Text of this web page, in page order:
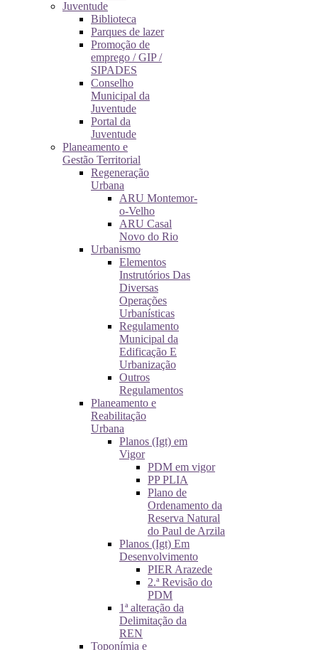
Juventude
Biblioteca
Parques de lazer
Promoção de
emprego / GIP /
SIPADES
Conselho
Municipal da
Juventude
Portal da
Juventude
Planeamento e
Gestão Territorial
Regeneração
Urbana
ARU Montemor-
o-Velho
ARU Casal
Novo do Rio
Urbanismo
Elementos
Instrutórios Das
Diversas
Operações
Urbanísticas
Regulamento
Municipal da
Edificação E
Urbanização
Outros
Regulamentos
Planeamento e
Reabilitação
Urbana
Planos (Igt) em
Vigor
PDM em vigor
PP PLIA
Plano de
Ordenamento da
Reserva Natural
do Paul de Arzila
Planos (Igt) Em
Desenvolvimento
PIER Arazede
2.ª Revisão do
PDM
1ª alteração da
Delimitação da
REN
Toponímia e